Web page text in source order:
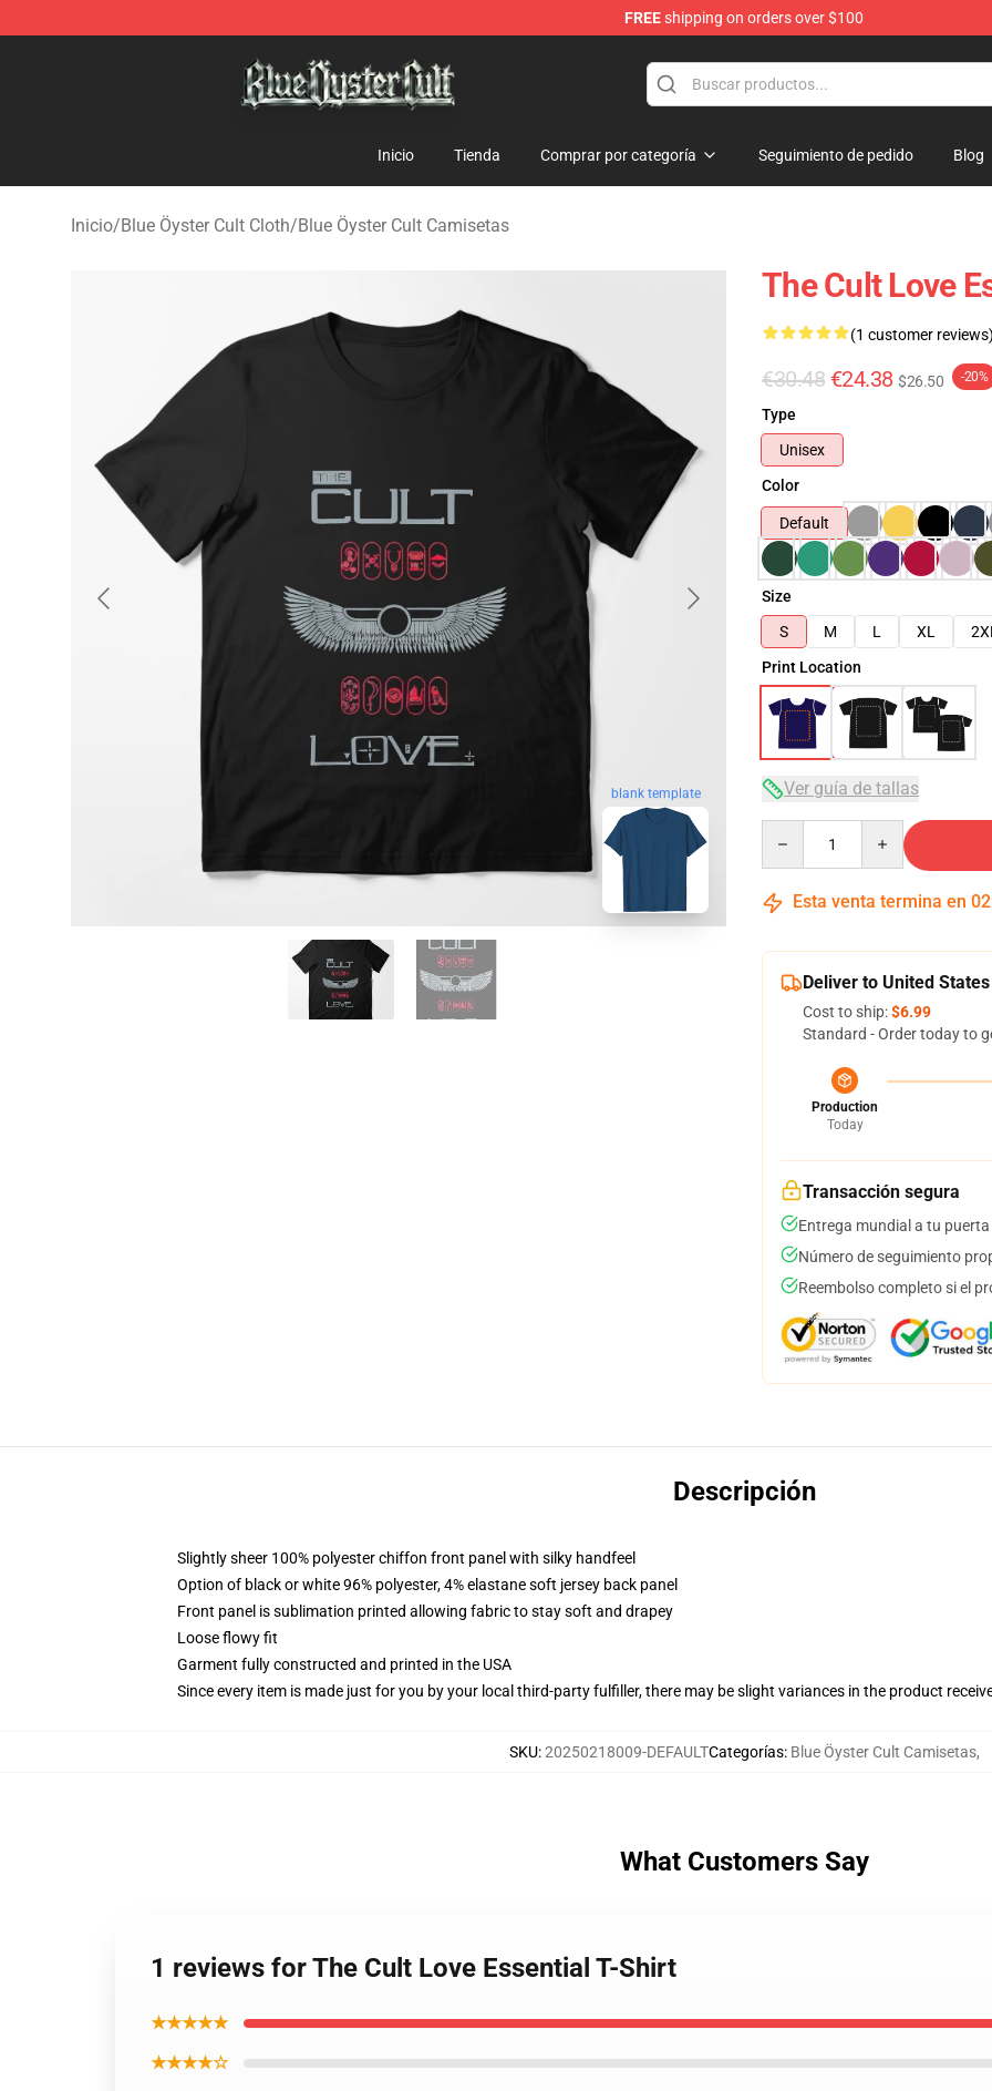
FREEshipping on orders over $100
Inicio Tienda Comprar por categoría Seguimiento de pedido Blog
Inicio/Blue Öyster Cult Cloth/Blue Öyster Cult Camisetas
blank template
The Cult Love
(1 customer
€30.48 €24.38 $26.50 -20%
Type
Unisex
Color
Default
Size
S
M L XL
Print Location
Ver guía de tallas
Esta venta termina en 02
Deliver to United States
Cost to ship:$6.99
Standard - Order today to
Production
Today
Transacción segura
Entrega mundial a tu puerta
Número de seguimiento
Reembolso completo si el
Descripción
Slightly sheer 100% polyester chiffon front panel with silky handfeel
Option of black or white 96% polyester, 4% elastane soft jersey back panel
Front panel is sublimation printed allowing fabric to stay soft and drapey
Loose flowy fit
Garment fully constructed and printed in the USA
Since every item is made just for you by your local third-party fulfiller, there may be slight variances in the product
SKU:20250218009-DEFAULTCategorías: Blue Öyster Cult Camisetas,
What Customers Say
1 reviews for The Cult Love Essential T-Shirt
★★★★★
★★★★☆